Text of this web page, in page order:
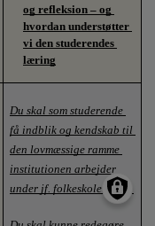
og refleksion – og
hvordan understøtter
vi den studerendes
læring
Du skal som studerende
få indblik og kendskab til
den lovmæssige ramme
institutionen arbejder
under jf. folkeskoleloven.